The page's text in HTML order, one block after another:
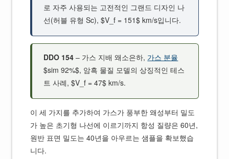
로 자주 사용되는 고전적인 그랜드 디자인 나
선(허블 유형 Sc), $V_f = 151$ km/s입니다.
DDO 154 – 가스 지배 왜소은하, 가스 분율
$sim 92%$, 암흑 물질 모델의 상징적인 테스
트 사례, $V_f = 47$ km/s.
이 세 가지를 추가하여 가스가 풍부한 왜성부터 밀도
가 높은 초기형 나선에 이르기까지 항성 질량은 60년,
원반 표면 밀도는 40년을 아우르는 샘플을 확보했습
니다.